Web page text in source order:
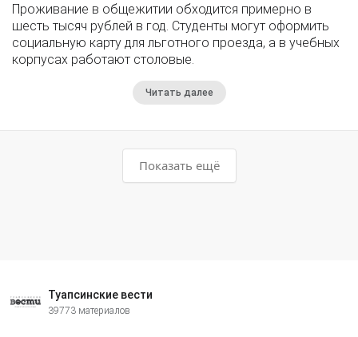
Проживание в общежитии обходится примерно в
шесть тысяч рублей в год. Студенты могут оформить
социальную карту для льготного проезда, а в учебных
корпусах работают столовые.
Читать далее
Показать ещё
Туапсинские вести
39773 материалов